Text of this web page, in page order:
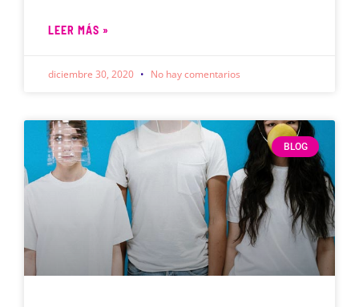
LEER MÁS »
diciembre 30, 2020 No hay comentarios
BLOG